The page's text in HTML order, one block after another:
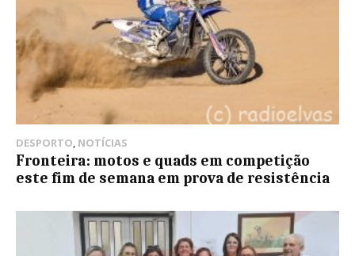
DESPORTO NOTÍCIAS
Fronteira: motos e quads em competição
este fim de semana em prova de resistência